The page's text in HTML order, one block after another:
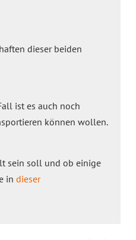
dieser beiden
ist es auch noch
können wollen.
sein soll und ob einige
in dieser